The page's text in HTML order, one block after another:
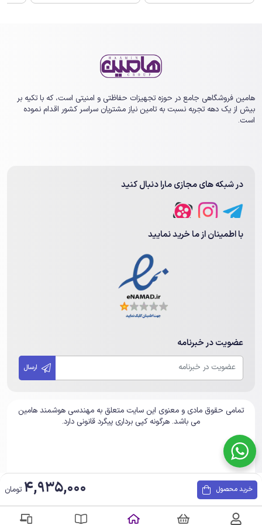
هامین فروشگاهی جامع در حوزه تجهیزات حفاظتی و امنیتی است، که با تکیه بر
بیش از یک ‏دهه تجربه نسبت به تامین نیاز مشتریان سراسر کشور اقدام نموده
است.
در شبکه های مجازی مارا دنبال کنید
با اطمینان از ما خرید نمایید
عضویت در خبرنامه
تمامی حقوق مادی و معنوی این سایت متعلق به مهندسی هوشمند هامین
می باشد. هرگونه کپی برداری پیگرد قانونی دارد.
خرید محصول 4,935,000 تومان